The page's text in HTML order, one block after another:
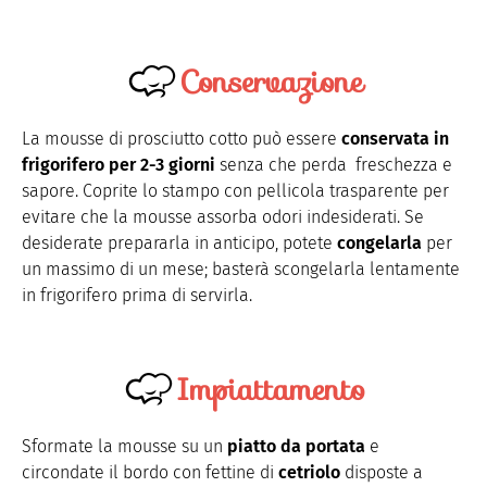
Conservazione
La mousse di prosciutto cotto può essere conservata in
frigorifero per 2-3 giorni senza che perda freschezza e
sapore. Coprite lo stampo con pellicola trasparente per
evitare che la mousse assorba odori indesiderati. Se
desiderate prepararla in anticipo, potete congelarla per
un massimo di un mese; basterà scongelarla lentamente
in frigorifero prima di servirla.
Impiattamento
Sformate la mousse su un piatto da portata e
circondate il bordo con fettine di cetriolo disposte a